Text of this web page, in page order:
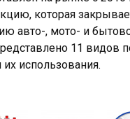
которая
авто-, мото- и
11 видов
использования.